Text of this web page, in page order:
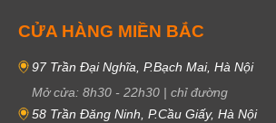
CỬA HÀNG MIỀN BẮC
97 Trần Đại Nghĩa, P.Bạch Mai, Hà Nội
Mở cửa: 8h30 - 22h30 | chỉ đường
58 Trần Đăng Ninh, P.Cầu Giấy, Hà Nội